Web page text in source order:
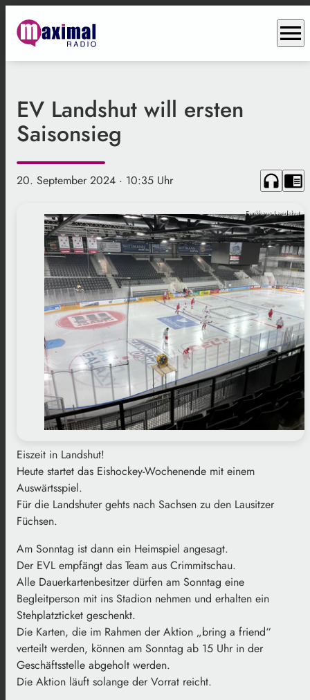
menu
EV Landshut will ersten
Saisonsieg
20. September 2024 · 10:35 Uhr headphones chrome_reader_mode
Funkhaus Landshut
Eiszeit in Landshut!
Heute startet das Eishockey-Wochenende mit einem
Auswärtsspiel.
Für die Landshuter gehts nach Sachsen zu den Lausitzer
Füchsen.
Am Sonntag ist dann ein Heimspiel angesagt.
Der EVL empfängt das Team aus Crimmitschau.
Alle Dauerkartenbesitzer dürfen am Sonntag eine
Begleitperson mit ins Stadion nehmen und erhalten ein
Stehplatzticket geschenkt.
Die Karten, die im Rahmen der Aktion „bring a friend“
verteilt werden, können am Sonntag ab 15 Uhr in der
Geschäftsstelle abgeholt werden.
Die Aktion läuft solange der Vorrat reicht.